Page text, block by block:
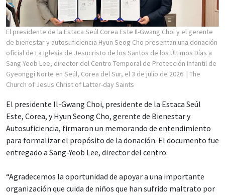
El presidente de la Estaca Seúl Corea Este Il-Gwang Choi y el gerente
de bienestar y autosuficiencia Hyun Seog Cho presentan una donación
oficial de La Iglesia de Jesucristo de los Santos de los Últimos Días a
Sang-Yeob Lee, director del Centro Temporal de Protección Infantil de
Gyeonggi Norte en Seúl, Corea del Sur, el 3 de julio de 2026. | The
Church of Jesus Christ of Latter-day Saints
El presidente Il-Gwang Choi, presidente de la Estaca Seúl
Este, Corea, y Hyun Seong Cho, gerente de Bienestar y
Autosuficiencia, firmaron un memorando de entendimiento
para formalizar el propósito de la donación. El documento fue
entregado a Sang-Yeob Lee, director del centro.
“Agradecemos la oportunidad de apoyar a una importante
organización que cuida de niños que han sufrido maltrato por